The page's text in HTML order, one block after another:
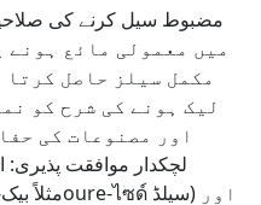
مضبوط سیل کرنے کی
مکمل سیلز حاصل
لیک ہونے کی شرح کو
اور مصنوعات کی
لچکدار موافقت پذیری: